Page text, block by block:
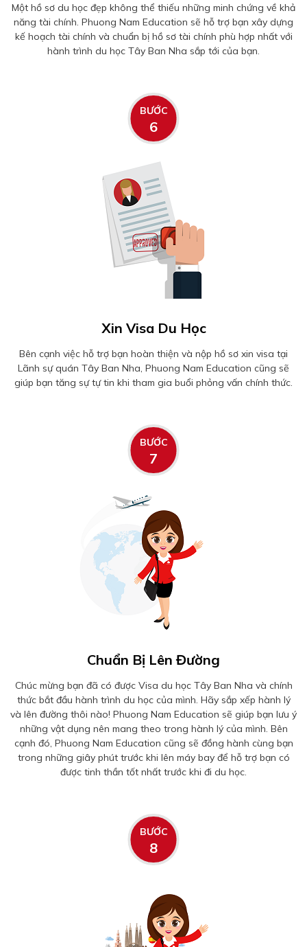
Một hồ sơ du học đẹp không thể thiếu những minh chứng về khả
năng tài chính. Phuong Nam Education sẽ hỗ trợ bạn xây dựng
kế hoạch tài chính và chuẩn bị hồ sơ tài chính phù hợp nhất với
hành trình du học Tây Ban Nha sắp tới của bạn.
BƯỚC
6
Xin Visa Du Học
Bên cạnh việc hỗ trợ bạn hoàn thiện và nộp hồ sơ xin visa tại
Lãnh sự quán Tây Ban Nha, Phuong Nam Education cũng sẽ
giúp bạn tăng sự tự tin khi tham gia buổi phỏng vấn chính thức.
BƯỚC
7
Chuẩn Bị Lên Đường
Chúc mừng bạn đã có được Visa du học Tây Ban Nha và chính
thức bắt đầu hành trình du học của mình. Hãy sắp xếp hành lý
và lên đường thôi nào! Phuong Nam Education sẽ giúp bạn lưu ý
những vật dụng nên mang theo trong hành lý của mình. Bên
cạnh đó, Phuong Nam Education cũng sẽ đồng hành cùng bạn
trong những giây phút trước khi lên máy bay để hỗ trợ bạn có
được tinh thần tốt nhất trước khi đi du học.
BƯỚC
8